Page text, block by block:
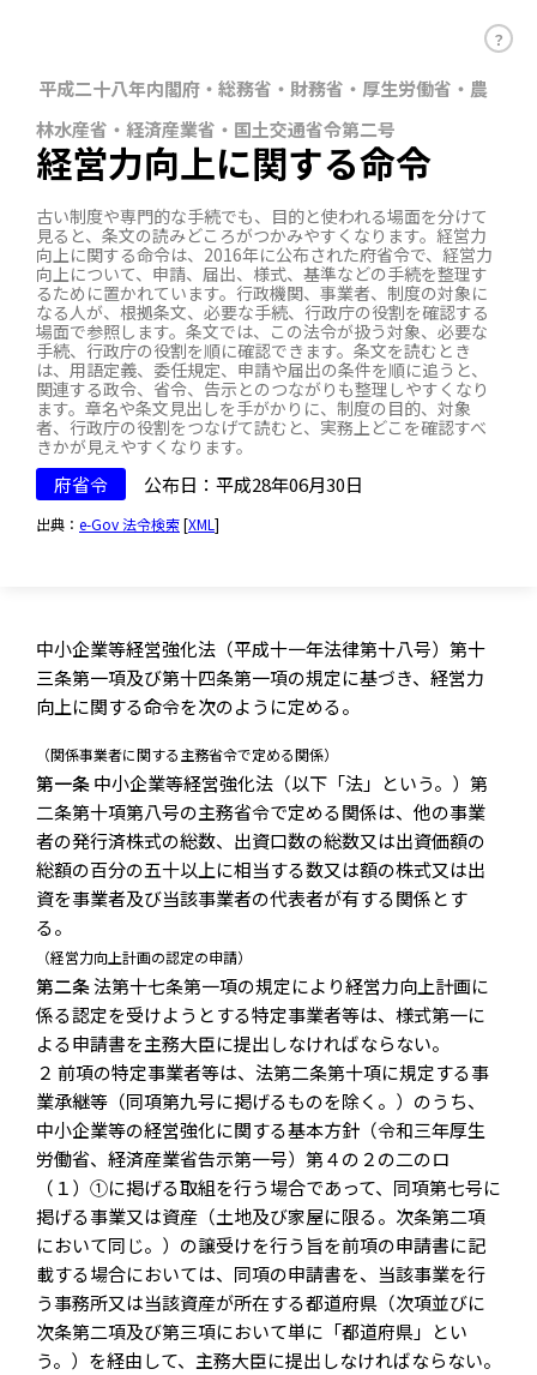
平成二十八年内閣府・総務省・財務省・厚生労働省・農
林水産省・経済産業省・国土交通省令第二号
経営力向上に関する命令
古い制度や専門的な手続でも、目的と使われる場面を分けて
見ると、条文の読みどころがつかみやすくなります。経営力
向上に関する命令は、2016年に公布された府省令で、経営力
向上について、申請、届出、様式、基準などの手続を整理す
るために置かれています。行政機関、事業者、制度の対象に
なる人が、根拠条文、必要な手続、行政庁の役割を確認する
場面で参照します。条文では、この法令が扱う対象、必要な
手続、行政庁の役割を順に確認できます。条文を読むとき
は、用語定義、委任規定、申請や届出の条件を順に追うと、
関連する政令、省令、告示とのつながりも整理しやすくなり
ます。章名や条文見出しを手がかりに、制度の目的、対象
者、行政庁の役割をつなげて読むと、実務上どこを確認すべ
きかが見えやすくなります。
府省令 公布日：平成28年06月30日
出典： e-Gov 法令検索[XML ]
中小企業等経営強化法（平成十一年法律第十八号）第十
三条第一項及び第十四条第一項の規定に基づき、経営力
向上に関する命令を次のように定める。
（関係事業者に関する主務省令で定める関係）
第一条中小企業等経営強化法（以下「法」という。）第
二条第十項第八号の主務省令で定める関係は、他の事業
者の発行済株式の総数、出資口数の総数又は出資価額の
総額の百分の五十以上に相当する数又は額の株式又は出
資を事業者及び当該事業者の代表者が有する関係とす
る。
（経営力向上計画の認定の申請）
第二条法第十七条第一項の規定により経営力向上計画に
係る認定を受けようとする特定事業者等は、様式第一に
よる申請書を主務大臣に提出しなければならない。
２ 前項の特定事業者等は、法第二条第十項に規定する事
業承継等（同項第九号に掲げるものを除く。）のうち、
中小企業等の経営強化に関する基本方針（令和三年厚生
労働省、経済産業省告示第一号）第４の２の二のロ
（１）①に掲げる取組を行う場合であって、同項第七号に
掲げる事業又は資産（土地及び家屋に限る。次条第二項
において同じ。）の譲受けを行う旨を前項の申請書に記
載する場合においては、同項の申請書を、当該事業を行
う事務所又は当該資産が所在する都道府県（次項並びに
次条第二項及び第三項において単に「都道府県」とい
う。）を経由して、主務大臣に提出しなければならない。
？